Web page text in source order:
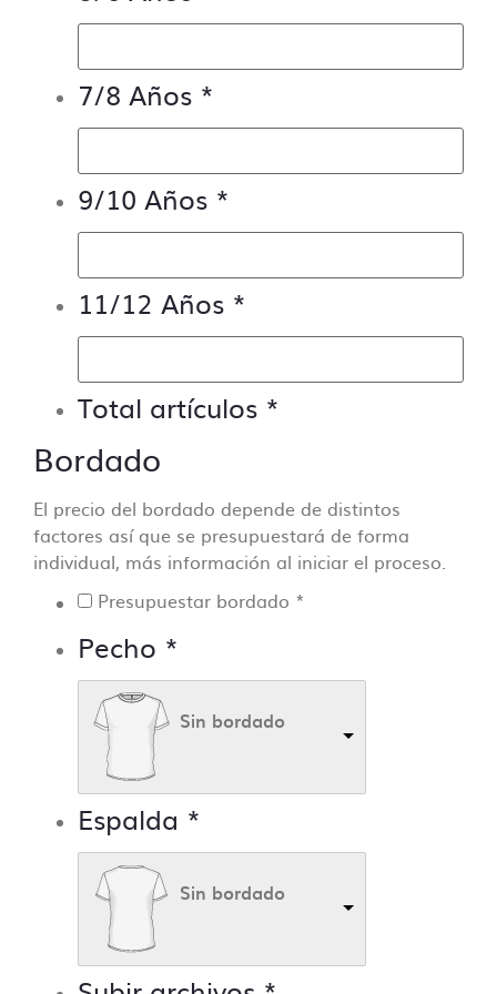
7/8 Años *
9/10 Años *
11/12 Años *
Total artículos *
Bordado
El precio del bordado depende de distintos
factores así que se presupuestará de forma
individual, más información al iniciar el proceso.
Presupuestar bordado *
Pecho *
Sin bordado
Espalda *
Sin bordado
Si necesitas ayuda para preparar tus
archivos ponte encontacto con nosotrosy
te lo presupuestamos sin compromiso.